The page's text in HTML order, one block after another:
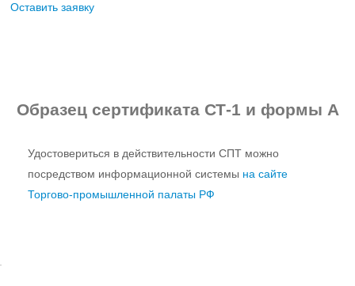
Оставить заявку
Образец сертификата СТ-1 и формы А
Удостовериться в действительности СПТ можно
посредством информационной системы на сайте
Торгово-промышленной палаты РФ